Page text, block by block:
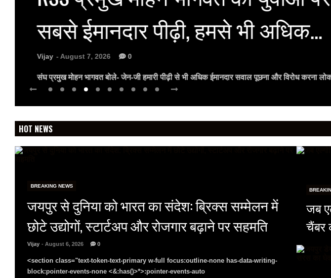
सबसे ईमानदार पीढ़ी, हमसे भी अधिक…
Vijay - August 7, 2026 0
संघ प्रमुख मोहन भागवत बोले- जेन-जी हमारी पीढ़ी से भी अधिक ईमानदार सवाल पूछना और विरोध करना
HOT NEWS
BREAKING NEWS
जयपुर से दुनिया को भारत का संदेश: ब्रिक्स सम्मेलन में
छोटे उद्योगों, स्टार्टअप और रोजगार बढ़ाने पर सहमति
Vijay - August 6, 2026 0
<section class="text-token-text-primary w-full focus:outline-none has-data-writing-
block:pointer-events-none <&:has()>*>:pointer-events-auto
जब
चैंबर